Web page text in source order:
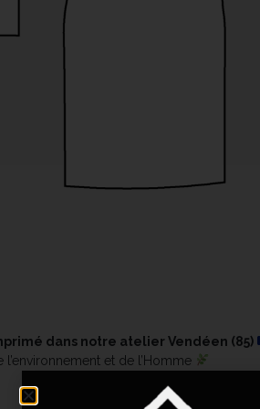
dans notre atelier Vendéen (85)
et de l’Homme